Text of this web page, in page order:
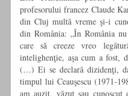
profesorului francez Claude
din Cluj multă vreme şi-i
din România: „În România
care să creeze vreo
intelighenţie, aşa cum a fost,
(…) Ei se declară dizidenţi,
timpul lui Ceauşescu (1971-
am auzit, văzut sau